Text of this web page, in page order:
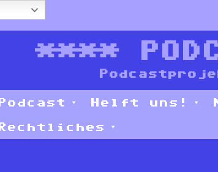
****
Podcast Helft uns!
Rechtliches